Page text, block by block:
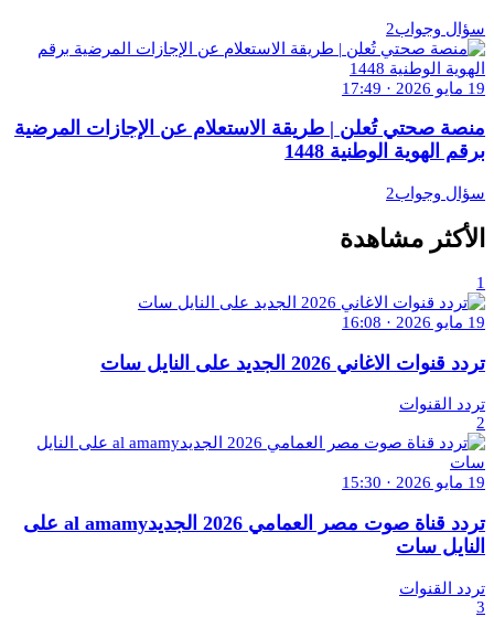
سؤال وجواب2
19 مايو 2026 · 17:49
منصة صحتي تُعلن | طريقة الاستعلام عن الإجازات المرضية
برقم الهوية الوطنية 1448
سؤال وجواب2
الأكثر مشاهدة
1
19 مايو 2026 · 16:08
تردد قنوات الاغاني 2026 الجديد على النايل سات
تردد القنوات
2
19 مايو 2026 · 15:30
تردد قناة صوت مصر العمامي 2026 الجديدal amamy على
النايل سات
تردد القنوات
3